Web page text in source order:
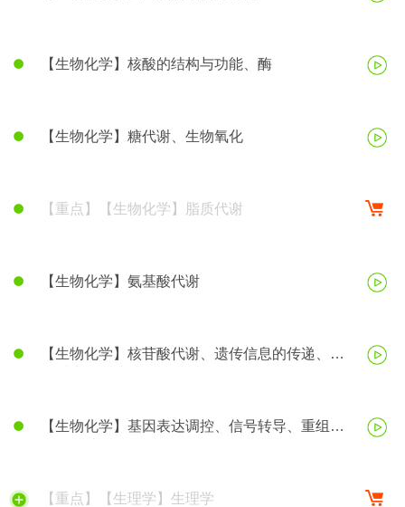
【生物化学】核酸的结构与功能、酶
【生物化学】糖代谢、生物氧化
【重点】【生物化学】脂质代谢
【生物化学】氨基酸代谢
【生物化学】核苷酸代谢、遗传信息的传递、蛋
【生物化学】基因表达调控、信号转导、重组
【重点】【生理学】生理学